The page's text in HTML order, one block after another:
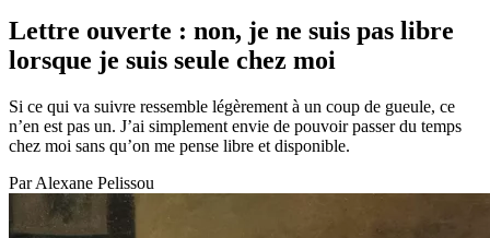
Lettre ouverte : non, je ne suis pas libre
lorsque je suis seule chez moi
Si ce qui va suivre ressemble légèrement à un coup de gueule, ce
n’en est pas un. J’ai simplement envie de pouvoir passer du temps
chez moi sans qu’on me pense libre et disponible.
Par Alexane Pelissou